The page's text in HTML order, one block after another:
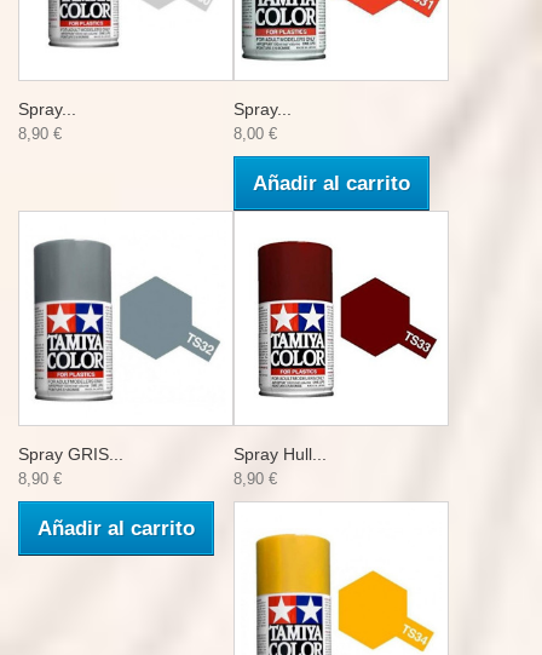
Spray...
8,90 €
Spray...
8,00 €
Añadir al carrito
Spray GRIS...
8,90 €
Añadir al carrito
Spray Hull...
8,90 €